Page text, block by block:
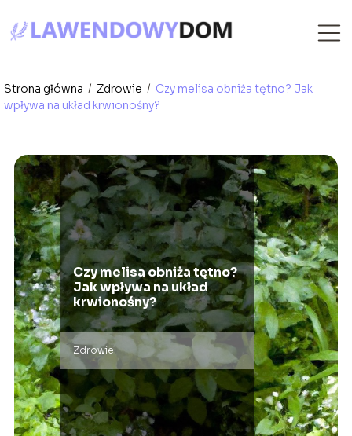
Strona główna / Zdrowie / Czy melisa obniża tętno? Jak
wpływa na układ krwionośny?
Czy melisa obniża tętno?
Jak wpływa na układ
krwionośny?
Zdrowie